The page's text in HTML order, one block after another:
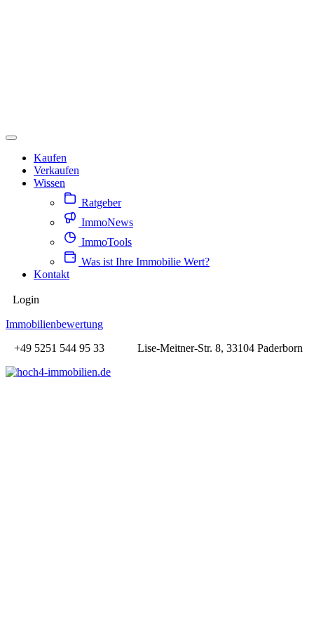
Kaufen
Verkaufen
Wissen
Ratgeber
ImmoNews
ImmoTools
Was ist Ihre Immobilie Wert?
Kontakt
Login
Immobilienbewertung
+49 5251 544 95 33
Lise-Meitner-Str. 8, 33104 Paderborn